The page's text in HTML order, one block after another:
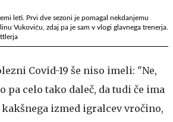
leti. Prvi dve sezoni je pomagal nekdanjemu
Vukoviću, zdaj pa je sam v vlogi glavnega trenerja.
Covid-19 še niso imeli: "Ne,
pa celo tako daleč, da tudi če ima
izmed igralcev vročino,